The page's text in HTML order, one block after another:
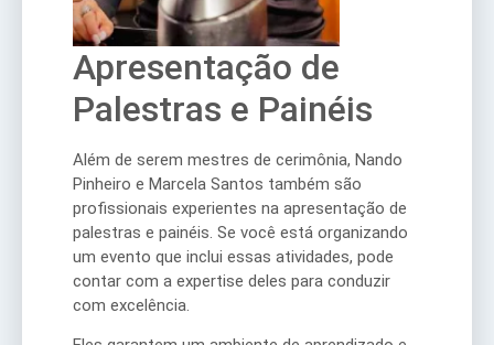
Apresentação de
Palestras e Painéis
Além de serem mestres de cerimônia, Nando
Pinheiro e Marcela Santos também são
profissionais experientes na apresentação de
palestras e painéis. Se você está organizando
um evento que inclui essas atividades, pode
contar com a expertise deles para conduzir
com excelência.